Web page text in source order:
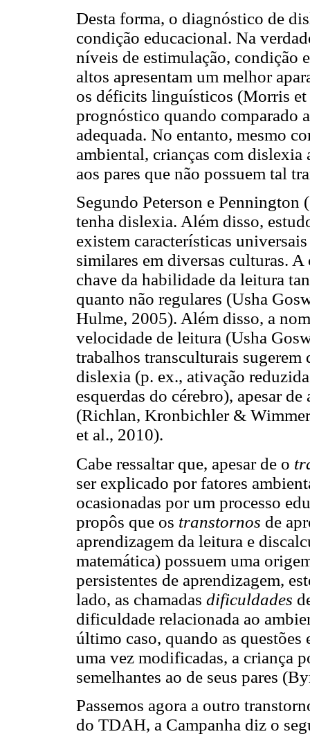
Desta forma, o diagnóstico de
condição educacional. Na
níveis de estimulação, condição
altos apresentam um melhor
os déficits linguísticos (Morris
prognóstico quando comparado
adequada. No entanto, mesmo
ambiental, crianças com dislexia
aos pares que não possuem tal
Segundo Peterson e Pennington
tenha dislexia. Além disso,
existem características
similares em diversas culturas.
chave da habilidade da leitura
quanto não regulares (Usha
Hulme, 2005). Além disso, a
velocidade de leitura (Usha
trabalhos transculturais sugerem
dislexia (p. ex., ativação
esquerdas do cérebro), apesar
(Richlan, Kronbichler &
et al., 2010).
Cabe ressaltar que, apesar de o
ser explicado por fatores
ocasionadas por um processo
propôs que os transtornos de
aprendizagem da leitura e
matemática) possuem uma
persistentes de aprendizagem,
lado, as chamadas dificuldades
dificuldade relacionada ao
último caso, quando as
uma vez modificadas, a criança
semelhantes ao de seus pares
Passemos agora a outro
do TDAH, a Campanha diz o